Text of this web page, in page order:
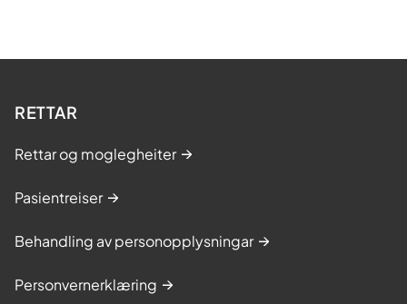
RETTAR
Rettar og moglegheiter
Pasientreiser
Behandling av personopplysningar
Personvernerklæring